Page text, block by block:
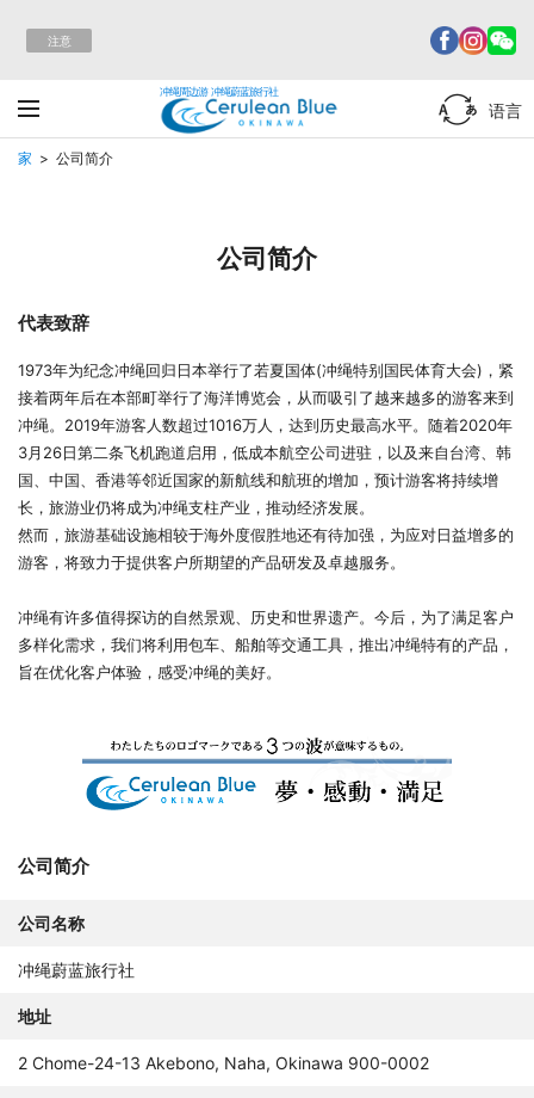
注意
冲绳周边游 冲绳蔚蓝旅行社
语言
家 公司简介
公司简介
代表致辞
1973年为纪念冲绳回归日本举行了若夏国体(冲绳特别国民体育大会)，紧
接着两年后在本部町举行了海洋博览会，从而吸引了越来越多的游客来到
冲绳。2019年游客人数超过1016万人，达到历史最高水平。随着2020年
3月26日第二条飞机跑道启用，低成本航空公司进驻，以及来自台湾、韩
国、中国、香港等邻近国家的新航线和航班的增加，预计游客将持续增
长，旅游业仍将成为冲绳支柱产业，推动经济发展。
然而，旅游基础设施相较于海外度假胜地还有待加强，为应对日益增多的
游客，将致力于提供客户所期望的产品研发及卓越服务。
冲绳有许多值得探访的自然景观、历史和世界遗产。今后，为了满足客户
多样化需求，我们将利用包车、船舶等交通工具，推出冲绳特有的产品，
旨在优化客户体验，感受冲绳的美好。
公司简介
公司名称
冲绳蔚蓝旅行社
地址
2 Chome-24-13 Akebono, Naha, Okinawa 900-0002